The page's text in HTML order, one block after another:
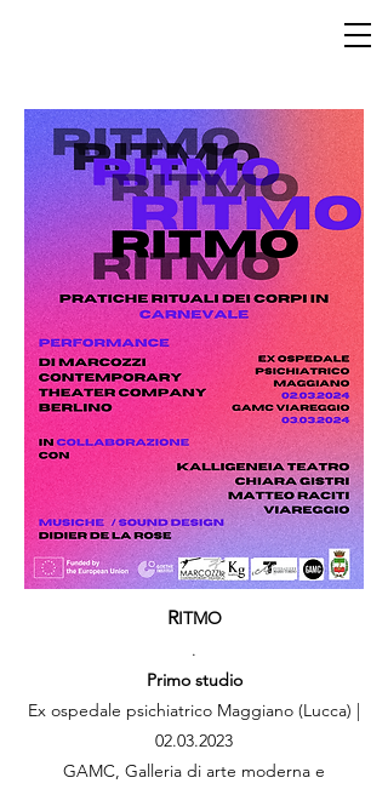
RITMO
.
Primo studio
Ex ospedale psichiatrico Maggiano (Lucca) |
02.03.2023
GAMC, Galleria di arte moderna e